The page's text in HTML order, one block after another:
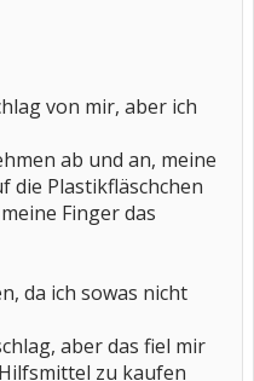
von mir, aber ich
ab und an, meine
die Plastikfläschchen
Finger das
da ich sowas nicht
aber das fiel mir
zu kaufen